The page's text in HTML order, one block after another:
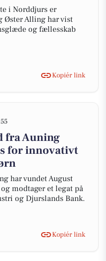
i Norddjurs er
Øster Alling har vist
og fællesskab
Kopiér link
fra Auning
for innovativt
har vundet August
modtager et legat på
og Djurslands Bank.
Kopiér link